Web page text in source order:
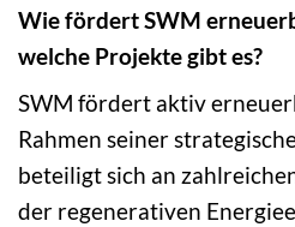
Wie fördert SWM
welche Projekte gibt es?
SWM fördert aktiv
Rahmen seiner
beteiligt sich an
der regenerativen